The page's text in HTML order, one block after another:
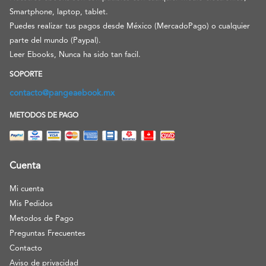
Smartphone, laptop, tablet.
Puedes realizar tus pagos desde México (MercadoPago) o cualquier
parte del mundo (Paypal).
Leer Ebooks, Nunca ha sido tan facil.
SOPORTE
contacto@pangeaebook.mx
METODOS DE PAGO
Cuenta
Mi cuenta
Mis Pedidos
Metodos de Pago
Preguntas Frecuentes
Contacto
Aviso de privacidad